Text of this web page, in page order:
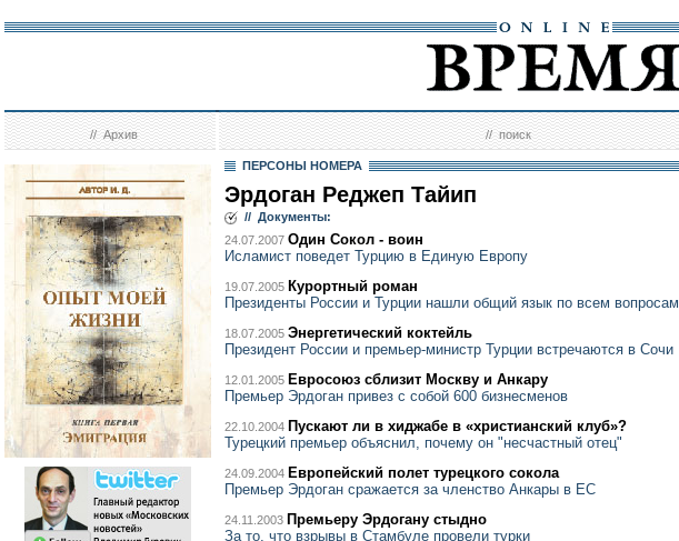
//Архив //поиск
ПЕРСОНЫ НОМЕРА
Эрдоган Реджеп Тайип
// Документы:
24.07.2007 Один Сокол - воин
Исламист поведет Турцию в Единую Европу
19.07.2005 Курортный роман
Президенты России и Турции нашли общий язык по всем вопросам
18.07.2005 Энергетический коктейль
Президент России и премьер-министр Турции встречаются в Сочи
12.01.2005 Евросоюз сблизит Москву и Анкару
Премьер Эрдоган привез с собой 600 бизнесменов
22.10.2004 Пускают ли в хиджабе в «христианский клуб»?
Турецкий премьер объяснил, почему он "несчастный отец"
24.09.2004 Европейский полет турецкого сокола
Премьер Эрдоган сражается за членство Анкары в ЕС
24.11.2003 Премьеру Эрдогану стыдно
За то, что взрывы в Стамбуле провели турки